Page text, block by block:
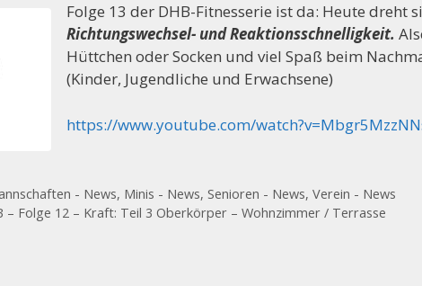
Folge 13 der DHB-Fitnesserie ist da: Heute dreht
Richtungswechsel- und Reaktionsschnelligkeit.
Hüttchen oder Socken und viel Spaß beim
(Kinder, Jugendliche und Erwachsene)
https://www.youtube.com/
- News, Minis - News, Senioren - News, Verein - News
Folge 12 – Kraft: Teil 3 Oberkörper – Wohnzimmer / Terrasse
++++ Der Vorstand der Handballabteilung sucht